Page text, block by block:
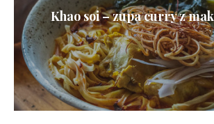
Khao soi – zupa curry z